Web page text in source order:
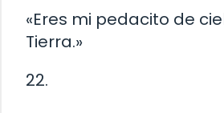
«Eres mi pedacito de
Tierra.»
22.